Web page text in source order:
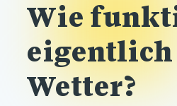
Wie
eigentlich
Wetter?